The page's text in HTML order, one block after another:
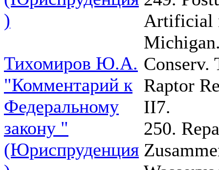
)
Тихомиров Ю.А.
"Комментарий к
Федеральному
закону "
(Юриспруденция
Artificial
Conserv.
Raptor
II7.
250.